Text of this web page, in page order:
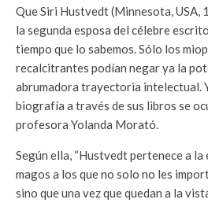
Que Siri Hustvedt (Minnesota, USA,
la segunda esposa del célebre
tiempo que lo sabemos. Sólo los
recalcitrantes podían negar ya la
abrumadora trayectoria intelectual.
biografía a través de sus libros se
profesora Yolanda Morató.
Según ella, “Hustvedt pertenece a
magos a los que no solo no les
sino que una vez que quedan a la